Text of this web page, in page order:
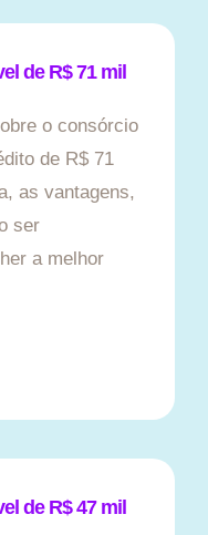
de R$ 71 mil
o consórcio
de R$ 71
as vantagens,
ser
a melhor
de R$ 47 mil